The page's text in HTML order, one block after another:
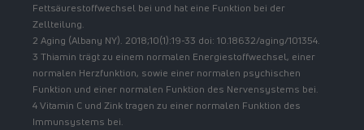
Fettsäurestoffwechsel bei und hat eine Funktion bei der
Zellteilung.
2 Aging (Albany NY). 2018;10(1):19-33 doi: 10.18632/aging/101354.
3 Thiamin trägt zu einem normalen Energiestoffwechsel, einer
normalen Herzfunktion, sowie einer normalen psychischen
Funktion und einer normalen Funktion des Nervensystems bei.
4 Vitamin C und Zink tragen zu einer normalen Funktion des
Immunsystems bei.